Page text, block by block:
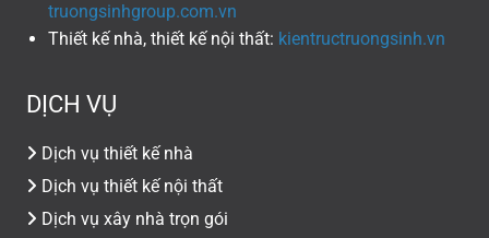
truongsinhgroup.com.vn
Thiết kế nhà, thiết kế nội thất: kientructruongsinh.vn
DỊCH VỤ
Dịch vụ thiết kế nhà
Dịch vụ thiết kế nội thất
Dịch vụ xây nhà trọn gói